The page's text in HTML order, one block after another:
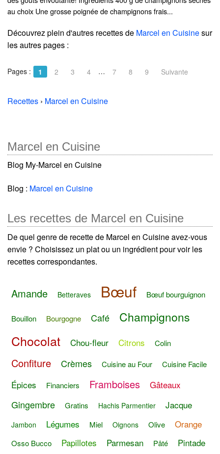
au choix Une grosse poignée de champignons frais...
Découvrez plein d'autres recettes de Marcel en Cuisinesur
les autres pages :
Pages : 1 2 3 4 … 7 8 9 Suivante
Recettes › Marcel en Cuisine
Marcel en Cuisine
Blog My-Marcel en Cuisine
Blog : Marcel en Cuisine
Les recettes de Marcel en Cuisine
De quel genre de recette de Marcel en Cuisine avez-vous
envie ? Choisissez un plat ou un ingrédient pour voir les
recettes correspondantes.
Amande Betteraves Bœuf Bœuf bourguignon
Bouillon Bourgogne Café Champignons
Chocolat Chou-fleur Citrons Colin
Confiture Crèmes Cuisine au Four Cuisine Facile
Épices Financiers Framboises Gâteaux
Gingembre Gratins Hachis Parmentier Jacque
Jambon Légumes Miel Oignons Olive Orange
Osso Bucco Papillotes Parmesan Pâté
Pintade